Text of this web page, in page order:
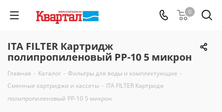
0
ITA FILTER Картридж
полипропиленовый PP-10 5 микрон
Главная - Каталог - Фильтры для воды и комплектующие -
Сменные картриджи и кассеты - ITA FILTER Картридж
полипропиленовый PP-10 5 микрон